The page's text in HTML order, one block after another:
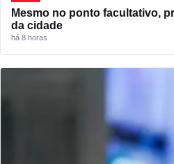
Mesmo no ponto facultativo,
da cidade
há 8 horas